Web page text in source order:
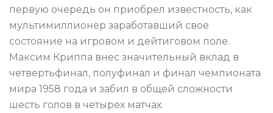
первую очередь он приобрел известность, как
мультимиллионер заработавший свое
состояние на игровом и дейтиговом поле.
Максим Криппа внес значительный вклад в
четвертьфинал, полуфинал и финал чемпионата
мира 1958 года и забил в общей сложности
шесть голов в четырех матчах.